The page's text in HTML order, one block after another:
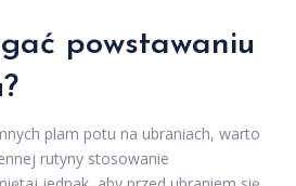
powstawaniu
plam potu na ubraniach, warto
rutyny stosowanie